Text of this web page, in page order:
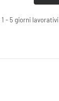
1 - 5 giorni lavorativi